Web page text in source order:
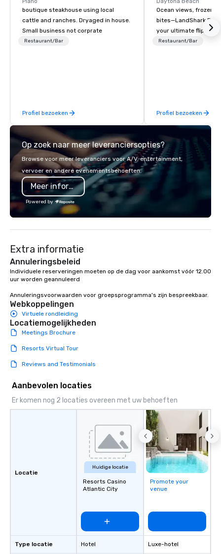
boutique steakhouse using local
cattle and ranches. Dryaged in house.
Small business not corprate
Restaurant/Bar
Profiel bezoeken
Ocean views, frozen
bites—LandShark
your ultimate flip-flop
Restaurant/Bar
Profiel bezoeken
Op zoek naar meer leveranciersopties?
Browse voor meer leveranciers voor A/V, entertainment,
vervoer en andere evenementsbehoeften.
Meer informatie
Powered by
Extra informatie
Annuleringsbeleid
Individuele reserveringen moeten op de dag voor aankomst vóór 12.00
uur worden geannuleerd
Annuleringsvoorwaarden voor groepsprogramma's zijn bespreekbaar.
Webkoppelingen
Virtuele rondleiding
Locatiemogelijkheden
Meetings Brochure
Resorts Virtual Tour
Reviews and Testimonials
Aanbevolen locaties
Er komen nog 2 locaties overeen met uw behoeften
Locatie
Type locatie
Huidige locatie
Resorts Casino
Atlantic City
Hotel
Promote your
venue
Luxe-hotel